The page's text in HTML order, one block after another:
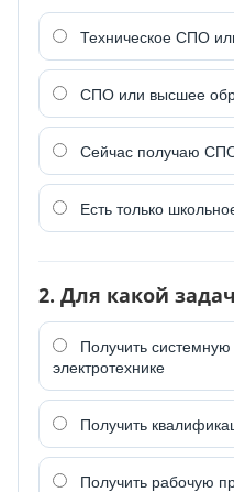
Техническое СПО
СПО или высшее
Сейчас получаю
Есть только
2. Для какой
Получить системную
электротехнике
Получить
Получить рабочую